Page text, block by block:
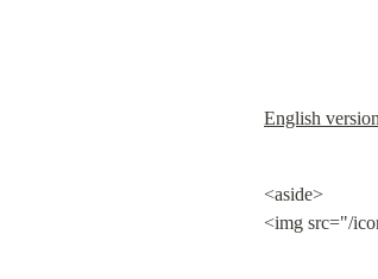
English
<aside>
<img src="/